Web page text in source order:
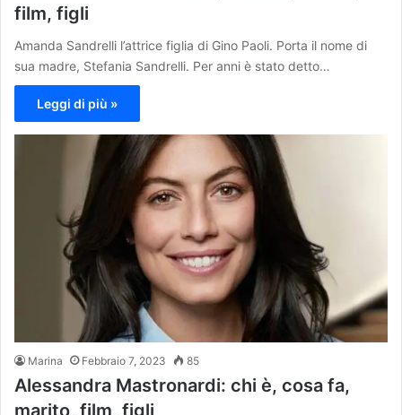
film, figli
Amanda Sandrelli l’attrice figlia di Gino Paoli. Porta il nome di
sua madre, Stefania Sandrelli. Per anni è stato detto…
Leggi di più »
Marina Febbraio 7, 2023 85
Alessandra Mastronardi: chi è, cosa fa,
marito, film, figli